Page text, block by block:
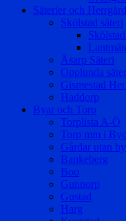
Säterier och
Skölstad säteri
Åsarp Säteri
Opplunda
Gismestad
Haddorp
Byar och Torp
Torplista A-Ö
Torp mm i
Gårdar utan
Bankeberg
Boo
Gunnorp
Gustad
Harg